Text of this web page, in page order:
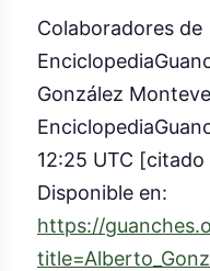
Colaboradores de
González
12:25 UTC
Disponible en:
https://